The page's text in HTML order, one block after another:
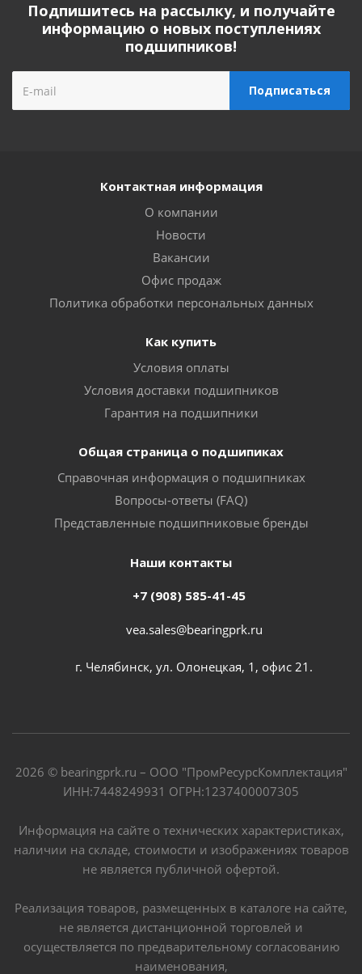
Подпишитесь на рассылку, и получайте
информацию о новых поступлениях
подшипников!
Контактная информация
О компании
Новости
Вакансии
Офис продаж
Политика обработки персональных данных
Как купить
Условия оплаты
Условия доставки подшипников
Гарантия на подшипники
Общая страница о подшипиках
Справочная информация о подшипниках
Вопросы-ответы (FAQ)
Представленные подшипниковые бренды
Наши контакты
+7 (908) 585-41-45
vea.sales@bearingprk.ru
г. Челябинск, ул. Олонецкая, 1, офис 21.
2026 © bearingprk.ru – ООО "ПромРесурсКомплектация"
ИНН:7448249931 ОГРН:1237400007305
Информация на сайте о технических характеристиках,
наличии на складе, стоимости и изображениях товаров
не является публичной офертой.
Реализация товаров, размещенных в каталоге на сайте,
не является дистанционной торговлей и
осуществляется по предварительному согласованию
наименования,